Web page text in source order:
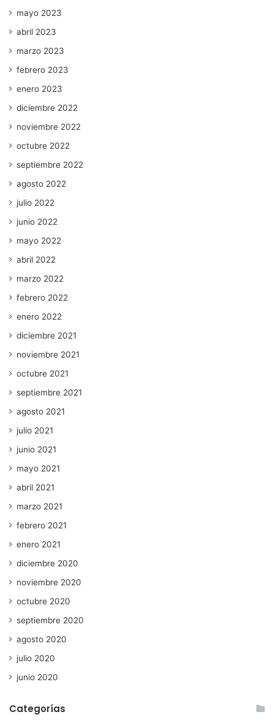
mayo 2023
abril 2023
marzo 2023
febrero 2023
enero 2023
diciembre 2022
noviembre 2022
octubre 2022
septiembre 2022
agosto 2022
julio 2022
junio 2022
mayo 2022
abril 2022
marzo 2022
febrero 2022
enero 2022
diciembre 2021
noviembre 2021
octubre 2021
septiembre 2021
agosto 2021
julio 2021
junio 2021
mayo 2021
abril 2021
marzo 2021
febrero 2021
enero 2021
diciembre 2020
noviembre 2020
octubre 2020
septiembre 2020
agosto 2020
julio 2020
junio 2020
Categorías